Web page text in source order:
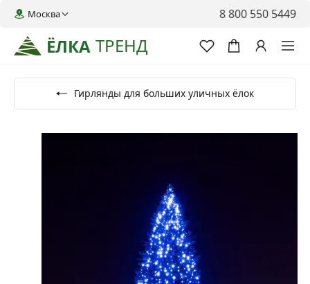
ЁЛКА ТРЕНД
Москва 8 800 550 5449
Гирлянды для больших уличных ёлок